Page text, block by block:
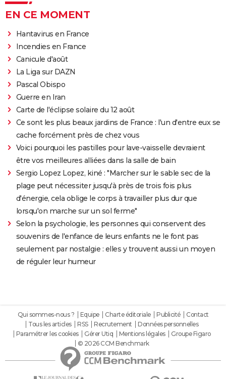
EN CE MOMENT
Hantavirus en France
Incendies en France
Canicule d'août
La Liga sur DAZN
Pascal Obispo
Guerre en Iran
Carte de l'éclipse solaire du 12 août
Ce sont les plus beaux jardins de France : l'un d'entre eux se
cache forcément près de chez vous
Voici pourquoi les pastilles pour lave-vaisselle devraient
être vos meilleures alliées dans la salle de bain
Sergio Lopez Lopez, kiné : "Marcher sur le sable sec de la
plage peut nécessiter jusqu'à près de trois fois plus
d'énergie, cela oblige le corps à travailler plus dur que
lorsqu'on marche sur un sol ferme"
Selon la psychologie, les personnes qui conservent des
souvenirs de l'enfance de leurs enfants ne le font pas
seulement par nostalgie : elles y trouvent aussi un moyen
de réguler leur humeur
Qui sommes-nous ? Equipe Charte éditoriale Publicité
Contact
Tous les articles
RSS Recrutement
Données personnelles
Paramétrer les cookies
Gérer Utiq Mentions légales
Groupe Figaro
© 2026 CCM Benchmark